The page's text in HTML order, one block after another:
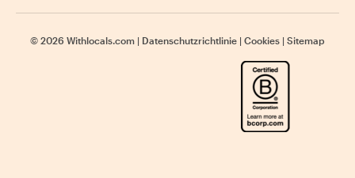
© 2026 Withlocals.com | Datenschutzrichtlinie | Cookies | Sitemap